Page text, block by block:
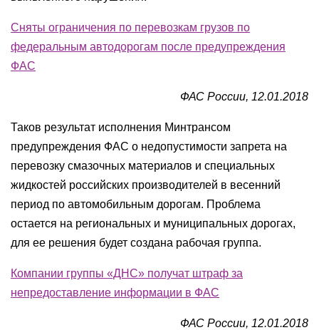
Сняты ограничения по перевозкам грузов по
федеральным автодорогам после предупреждения
ФАС
ФАС России, 12.01.2018
Таков результат исполнения Минтрансом
предупреждения ФАС о недопустимости запрета на
перевозку смазочных материалов и специальных
жидкостей российских производителей в весенний
период по автомобильным дорогам. Проблема
остается на региональных и муниципальных дорогах,
для ее решения будет создана рабочая группа.
Компании группы «ДНС» получат штраф за
непредоставление информации в ФАС
ФАС России, 12.01.2018